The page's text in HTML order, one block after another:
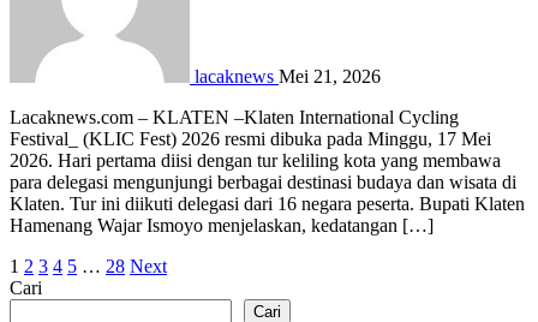
lacaknews Mei 21, 2026
Lacaknews.com – KLATEN –Klaten International Cycling
Festival_ (KLIC Fest) 2026 resmi dibuka pada Minggu, 17 Mei
2026. Hari pertama diisi dengan tur keliling kota yang membawa
para delegasi mengunjungi berbagai destinasi budaya dan wisata di
Klaten. Tur ini diikuti delegasi dari 16 negara peserta. Bupati Klaten
Hamenang Wajar Ismoyo menjelaskan, kedatangan […]
Paginasi
pos
1 2 3 4 5 … 28 Next
Cari
Cari